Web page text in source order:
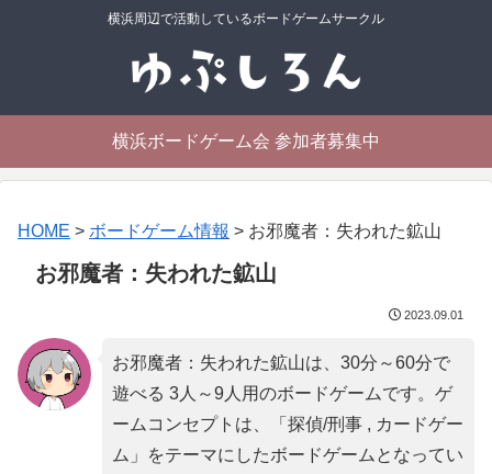
横浜周辺で活動しているボードゲームサークル
横浜ボードゲーム会 参加者募集中
HOME > ボードゲーム情報 > お邪魔者：失われた鉱山
お邪魔者：失われた鉱山
2023.09.01
お邪魔者：失われた鉱山は、30分～60分で
遊べる 3人～9人用のボードゲームです。ゲ
ームコンセプトは、「 探偵/刑事 , カードゲー
ム 」をテーマにしたボードゲームとなってい